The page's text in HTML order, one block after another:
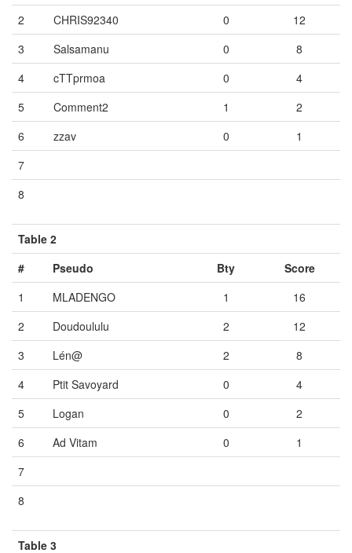
2
CHRIS92340 0
12
3
Salsamanu 0
8
4
cTTprmoa 0
4
5
Comment2 1
2
6
zzav 0
1
7
8
Table 2
#
Pseudo Bty
Score
1
MLADENGO 1
16
2
Doudoululu 2
12
3
Lén@ 2
8
4
Ptit Savoyard 0
4
5
Logan 0
2
6
Ad Vitam 0
1
7
8
Table 3